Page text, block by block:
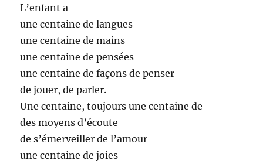
L’enfant a
une centaine de langues
une centaine de mains
une centaine de pensées
une centaine de façons de penser
de jouer, de parler.
Une centaine, toujours une centaine de
des moyens d’écoute
de s’émerveiller de l’amour
une centaine de joies